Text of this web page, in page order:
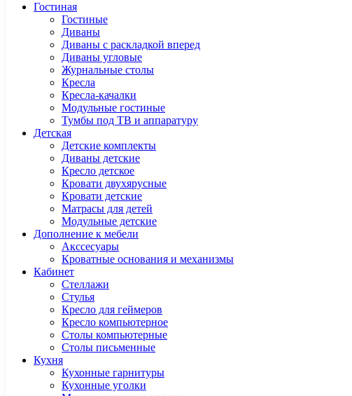
Гостиная
Гостиные
Диваны
Диваны с раскладкой вперед
Диваны угловые
Журнальные столы
Кресла
Кресла-качалки
Модульные гостиные
Тумбы под ТВ и аппаратуру
Детская
Детские комплекты
Диваны детские
Кресло детское
Кровати двухярусные
Кровати детские
Матрасы для детей
Модульные детские
Дополнение к мебели
Акссесуары
Кроватные основания и механизмы
Кабинет
Cтеллажи
Cтулья
Кресло для геймеров
Кресло компьютерное
Столы компьютерные
Столы письменные
Кухня
Кухонные гарнитуры
Кухонные уголки